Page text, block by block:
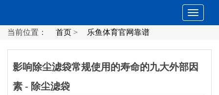
切
换
当前位置： 首页 > 乐鱼体育官网靠谱
影响除尘滤袋常规使用的寿命的九大外部因
素 - 除尘滤袋